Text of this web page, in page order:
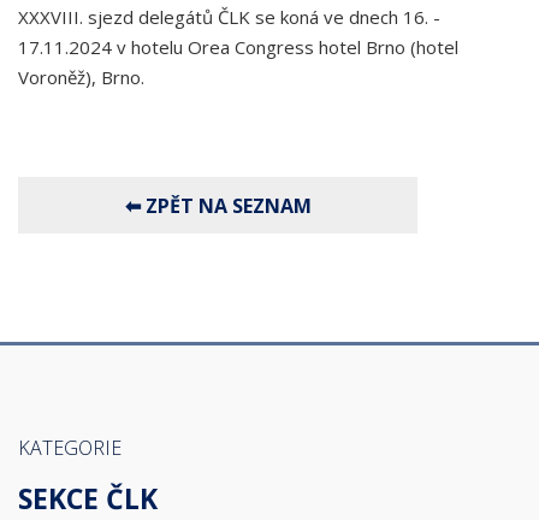
XXXVIII. sjezd delegátů ČLK se koná ve dnech 16. -
17.11.2024 v hotelu Orea Congress hotel Brno (hotel
Voroněž), Brno.
KATEGORIE
SEKCE ČLK